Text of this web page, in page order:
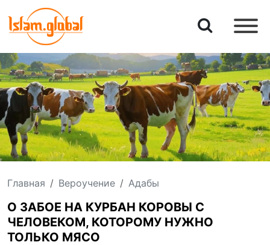
Главная Вероучение Адабы
О ЗАБОЕ НА КУРБАН КОРОВЫ С
ЧЕЛОВЕКОМ, КОТОРОМУ НУЖНО
ТОЛЬКО МЯСО